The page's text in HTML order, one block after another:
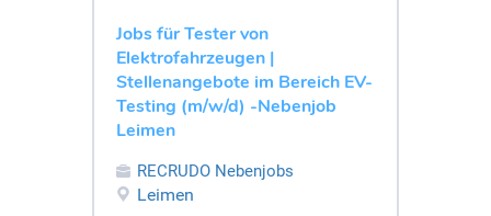
Jobs für Tester von
Elektrofahrzeugen |
Stellenangebote im Bereich EV-
Testing (m/w/d) -Nebenjob
Leimen
RECRUDO Nebenjobs
Leimen